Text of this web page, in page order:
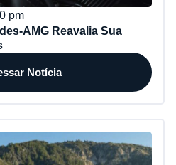
pm
AMG Reavalia Sua
Notícia